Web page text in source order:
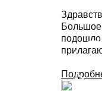
подошло